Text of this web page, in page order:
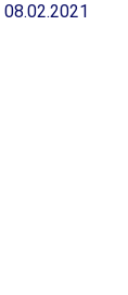
08.02.2021